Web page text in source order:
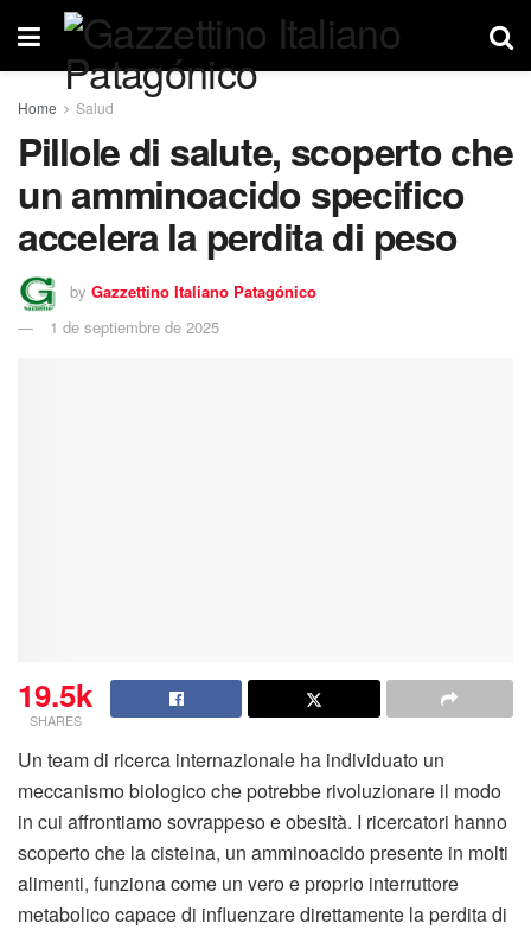
Home Salud
Pillole di salute, scoperto che
un amminoacido specifico
accelera la perdita di peso
by Gazzettino Italiano Patagónico
1 de septiembre de 2025
19.5k
SHARES
Un team di ricerca internazionale ha individuato un
meccanismo biologico che potrebbe rivoluzionare il modo
in cui affrontiamo sovrappeso e obesità. I ricercatori hanno
scoperto che la cisteina, un amminoacido presente in molti
alimenti, funziona come un vero e proprio interruttore
metabolico capace di influenzare direttamente la perdita di